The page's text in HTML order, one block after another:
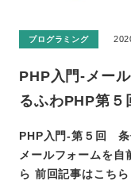
プログラミング
PHP入門-メー
るふわPHP第５
PHP入門-第５回 条
メールフォームを自
ら 前回記事はこち